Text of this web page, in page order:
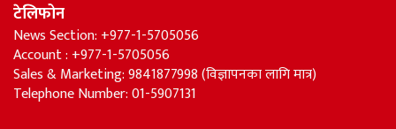
टेलिफोन
News Section: +977-1-5705056
Account : +977-1-5705056
Sales & Marketing: 9841877998 (विज्ञापनका लागि मात्र)
Telephone Number: 01-5907131